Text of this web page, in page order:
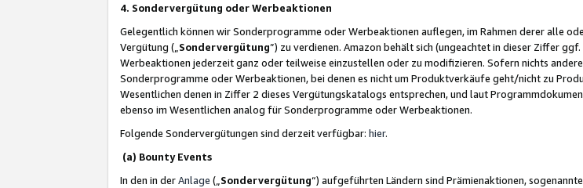
4. Sondervergütung oder Werbeaktionen
Gelegentlich können wir Sonderprogramme oder Werbeaktionen auflegen, im Rahmen derer alle
Vergütung („ Sondervergütung”) zu verdienen. Amazon behält sich (ungeachtet in dieser Ziffer
Werbeaktionen jederzeit ganz oder teilweise einzustellen oder zu modifizieren. Sofern nichts
Sonderprogramme oder Werbeaktionen, bei denen es nicht um Produktverkäufe geht/nicht zu
Wesentlichen denen in Ziffer 2 dieses Vergütungskatalogs entsprechen, und laut
ebenso im Wesentlichen analog für Sonderprogramme oder Werbeaktionen.
Folgende Sondervergütungen sind derzeit verfügbar: hier.
(a) Bounty Events
In den in derAnlage („ Sondervergütung“) aufgeführten Ländern sind Prämienaktionen,